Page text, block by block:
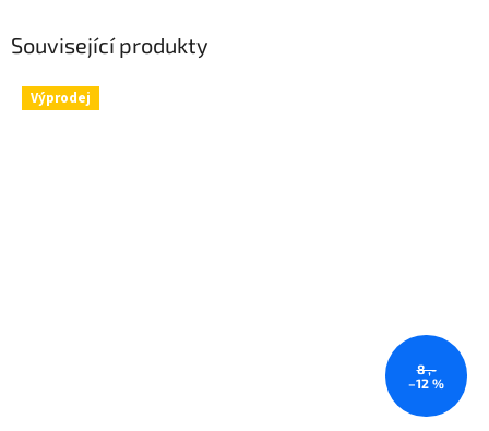
Související produkty
Výprodej
8 ,-
–12 %